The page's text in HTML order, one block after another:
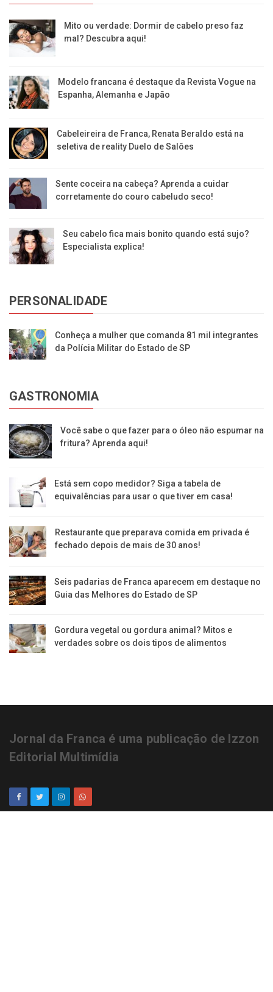
Mito ou verdade: Dormir de cabelo preso faz
mal? Descubra aqui!
Modelo francana é destaque da Revista Vogue na
Espanha, Alemanha e Japão
Cabeleireira de Franca, Renata Beraldo está na
seletiva de reality Duelo de Salões
Sente coceira na cabeça? Aprenda a cuidar
corretamente do couro cabeludo seco!
Seu cabelo fica mais bonito quando está sujo?
Especialista explica!
PERSONALIDADE
Conheça a mulher que comanda 81 mil integrantes
da Polícia Militar do Estado de SP
GASTRONOMIA
Você sabe o que fazer para o óleo não espumar na
fritura? Aprenda aqui!
Está sem copo medidor? Siga a tabela de
equivalências para usar o que tiver em casa!
Restaurante que preparava comida em privada é
fechado depois de mais de 30 anos!
Seis padarias de Franca aparecem em destaque no
Guia das Melhores do Estado de SP
Gordura vegetal ou gordura animal? Mitos e
verdades sobre os dois tipos de alimentos
Jornal da Franca é uma publicação de Izzon
Editorial Multimídia